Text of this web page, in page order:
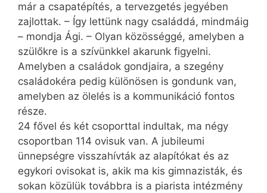
már a csapatépítés, a tervezgetés jegyében
zajlottak. – Így lettünk nagy családdá, mindmáig
– mondja Ági. – Olyan közösséggé, amelyben a
szülőkre is a szívünkkel akarunk figyelni.
Amelyben a családok gondjaira, a szegény
családokéra pedig különösen is gondunk van,
amelyben az ölelés is a kommunikáció fontos
része.
24 fővel és két csoporttal indultak, ma négy
csoportban 114 ovisuk van. A jubileumi
ünnepségre visszahívták az alapítókat és az
egykori ovisokat is, akik ma kis gimnazisták, és
sokan közülük továbbra is a piarista intézmény